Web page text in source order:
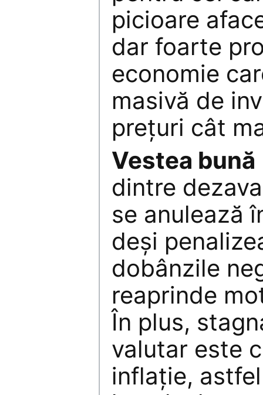
picioare
dar foarte
economie
masivă de
preţuri cât
Vestea bună
dintre
se anulează
deşi
dobânzile
reaprinde
În plus,
valutar este
inflaţie,